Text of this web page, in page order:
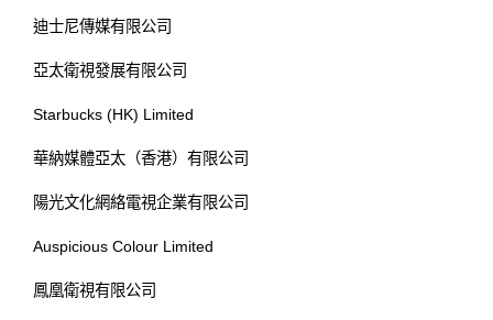
迪士尼傳媒有限公司
亞太衛視發展有限公司
Starbucks (HK) Limited
華納媒體亞太（香港）有限公司
陽光文化網絡電視企業有限公司
Auspicious Colour Limited
鳳凰衛視有限公司